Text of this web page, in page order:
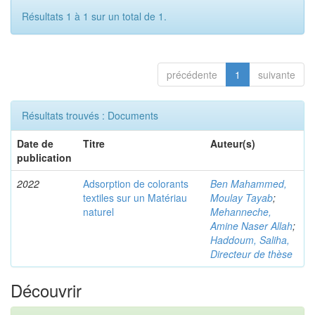
Résultats 1 à 1 sur un total de 1.
précédente 1 suivante
Résultats trouvés : Documents
Date de
publication
Titre Auteur(s)
2022
Adsorption de colorants
textiles sur un Matériau
naturel
Ben Mahammed,
Moulay Tayab;
Mehanneche,
Amine Naser Allah;
Haddoum, Saliha,
Directeur de thèse
Découvrir